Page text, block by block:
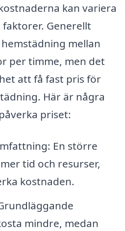
kan variera
Generellt
mellan
per timme, men det
att få fast pris för
Här är några
priset:
En större
tid och resurser,
kostnaden.
mindre, medan